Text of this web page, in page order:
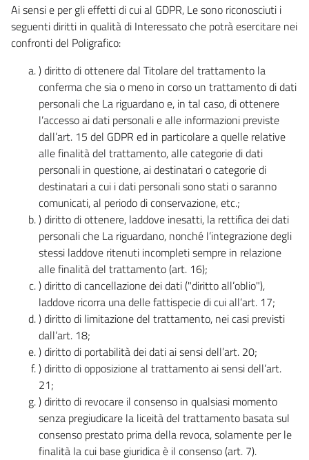
Ai sensi e per gli effetti di cui al GDPR, Le sono riconosciuti i
seguenti diritti in qualità di Interessato che potrà esercitare nei
confronti del Poligrafico:
) diritto di ottenere dal Titolare del trattamento la
conferma che sia o meno in corso un trattamento di dati
personali che La riguardano e, in tal caso, di ottenere
l’accesso ai dati personali e alle informazioni previste
dall’art. 15 del GDPR ed in particolare a quelle relative
alle finalità del trattamento, alle categorie di dati
personali in questione, ai destinatari o categorie di
destinatari a cui i dati personali sono stati o saranno
comunicati, al periodo di conservazione, etc.;
) diritto di ottenere, laddove inesatti, la rettifica dei dati
personali che La riguardano, nonché l’integrazione degli
stessi laddove ritenuti incompleti sempre in relazione
alle finalità del trattamento (art. 16);
) diritto di cancellazione dei dati ("diritto all’oblio"),
laddove ricorra una delle fattispecie di cui all’art. 17;
) diritto di limitazione del trattamento, nei casi previsti
dall’art. 18;
) diritto di portabilità dei dati ai sensi dell’art. 20;
) diritto di opposizione al trattamento ai sensi dell’art.
21;
) diritto di revocare il consenso in qualsiasi momento
senza pregiudicare la liceità del trattamento basata sul
consenso prestato prima della revoca, solamente per le
finalità la cui base giuridica è il consenso (art. 7).